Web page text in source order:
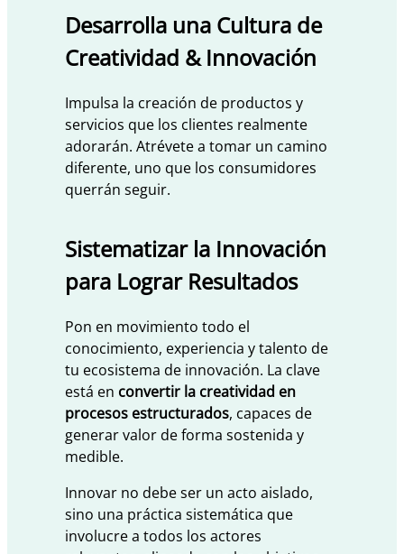
Desarrolla una Cultura de
Creatividad & Innovación
Impulsa la creación de productos y
servicios que los clientes realmente
adorarán. Atrévete a tomar un camino
diferente, uno que los consumidores
querrán seguir.
Sistematizar la Innovación
para Lograr Resultados
Pon en movimiento todo el
conocimiento, experiencia y talento de
tu ecosistema de innovación. La clave
está en convertir la creatividad en
procesos estructurados, capaces de
generar valor de forma sostenida y
medible.
Innovar no debe ser un acto aislado,
sino una práctica sistemática que
involucre a todos los actores